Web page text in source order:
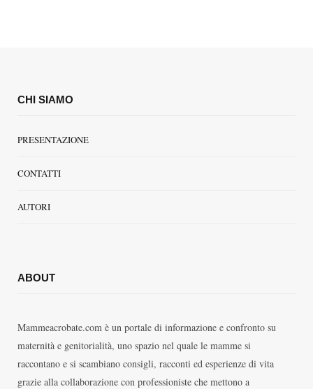
CHI SIAMO
PRESENTAZIONE
CONTATTI
AUTORI
ABOUT
Mammeacrobate.com è un portale di informazione e confronto su
maternità e genitorialità, uno spazio nel quale le mamme si
raccontano e si scambiano consigli, racconti ed esperienze di vita
grazie alla collaborazione con professioniste che mettono a